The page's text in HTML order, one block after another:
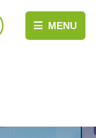
MENU